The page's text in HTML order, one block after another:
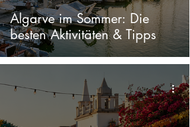
Algarve im Sommer: Die
besten Aktivitäten & Tipps